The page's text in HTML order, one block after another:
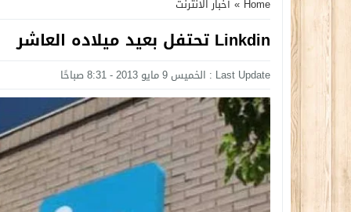
Home
» أخبار الانترنت
Linkdin تحتفل بعيد ميلاده العاشر
Last Update : الخميس 9 مايو 2013 - 8:31 صباحًا